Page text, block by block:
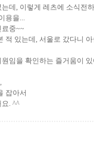
데, 이렇게 레츠에 소식전
용을...
중~~
적 있는데, 서울로 갔다니
임을 확인하는 즐거움이 있
잡아서
요. ^^